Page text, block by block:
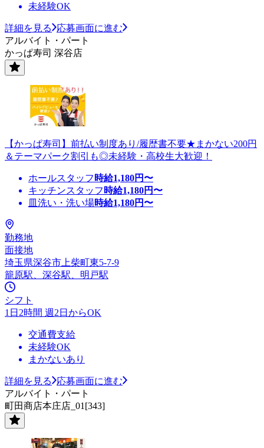
未経験OK
詳細を見る
応募画面に進む
アルバイト・パート
かっぱ寿司 深谷店
【かっぱ寿司】前払い制度あり/履歴書不要★まかない200円
＆テーマパーク割引も◎未経験・高校生大歓迎！
ホールスタッフ 時給1,180円〜
キッチンスタッフ 時給1,180円〜
皿洗い・洗い場時給1,180円〜
勤務地
面接地
埼玉県深谷市上柴町東5-7-9
籠原駅、深谷駅、明戸駅
シフト
1日2時間 週2日からOK
交通費支給
未経験OK
まかないあり
詳細を見る
応募画面に進む
アルバイト・パート
町田商店本庄店_01[343]